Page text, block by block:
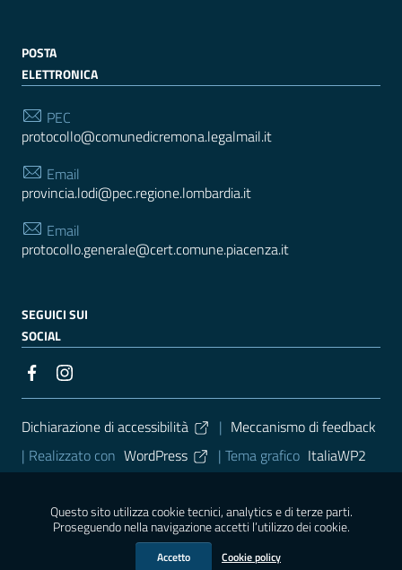
Questo sito utilizza cookie tecnici, analytics e di terze parti.
Proseguendo nella navigazione accetti l’utilizzo dei cookie.
Accetto Cookie policy
POSTA
ELETTRONICA
PEC
protocollo@comunedicremona.legalmail.it
Email
provincia.lodi@pec.regione.lombardia.it
Email
protocollo.generale@cert.comune.piacenza.it
SEGUICI SUI
SOCIAL
Sezione Link Utili
Dichiarazione di accessibilità | Meccanismo di feedback
| Realizzato con WordPress | Tema grafico ItaliaWP2